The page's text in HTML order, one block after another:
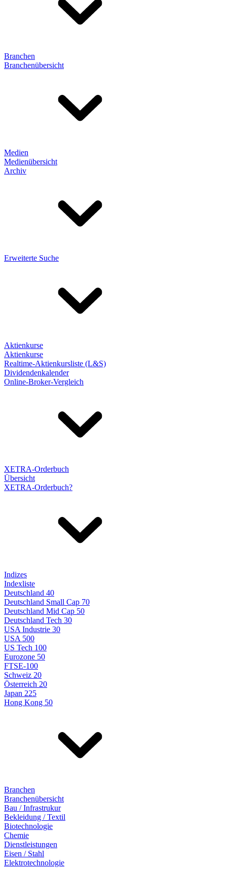
Branchen
Branchenübersicht
Medien
Medienübersicht
Archiv
Erweiterte Suche
Aktienkurse
Aktienkurse
Realtime-Aktienkursliste (L&S)
Dividendenkalender
Online-Broker-Vergleich
XETRA-Orderbuch
Übersicht
XETRA-Orderbuch?
Indizes
Indexliste
Deutschland 40
Deutschland Small Cap 70
Deutschland Mid Cap 50
Deutschland Tech 30
USA Industrie 30
USA 500
US Tech 100
Eurozone 50
FTSE-100
Schweiz 20
Österreich 20
Japan 225
Hong Kong 50
Branchen
Branchenübersicht
Bau / Infrastrukur
Bekleidung / Textil
Biotechnologie
Chemie
Dienstleistungen
Eisen / Stahl
Elektrotechnologie